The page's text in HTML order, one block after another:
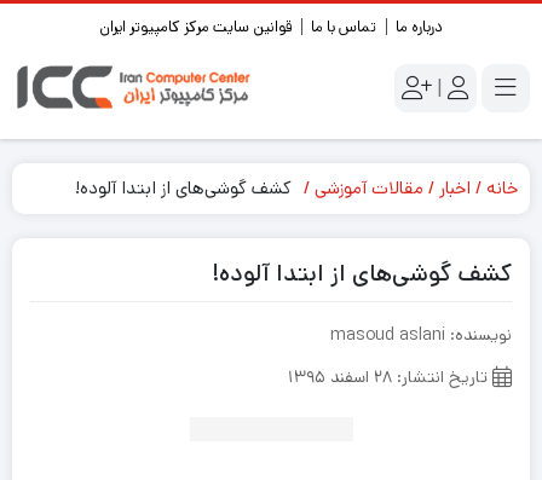
درباره ما تماس با ما قوانین سایت مرکز کامپیوتر ایران
|
خانه اخبار مقالات آموزشی کشف گوشی‌های از ابتدا آلوده!
کشف گوشی‌های از ابتدا آلوده!
نویسنده: masoud aslani
تاریخ انتشار: ۲۸ اسفند ۱۳۹۵